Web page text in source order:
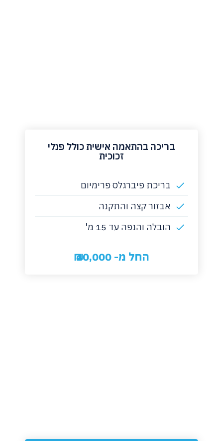
בריכה בהתאמה אישית כולל פנלי
זכוכית
בריכת פיברגלס פרימיום
אבזור קצה והתקנה
הובלה והנפה עד 15 מ'
החל מ- 40,000 ₪